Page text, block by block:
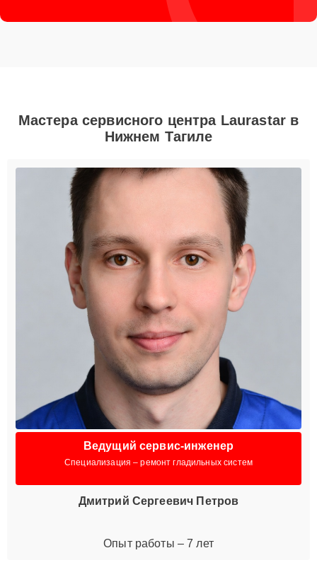
Мастера сервисного центра Laurastar в
Нижнем Тагиле
Ведущий сервис-инженер
Специализация – ремонт гладильных систем
Дмитрий Сергеевич Петров
Опыт работы – 7 лет